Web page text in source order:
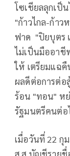
โซเชียลลุกเป็
"ก้าวไกล-ก้าว
ฟาด "ปิยบุตร
ไม่เป็นมืออาชี
ให้ เตรียมแฉ
ผลดีต่อการต่อ
ร้อน "ทอน" ห
รัฐมนตรีคนต่อ
เมื่อวันที่ 22 กุ